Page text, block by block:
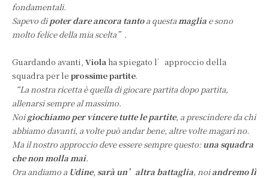
fondamentali.
Sapevo dipoter dare ancora tantoa questamaglia e sono
molto felice della mia scelta”.
Guardando avanti, Viola ha spiegato l’approccio della
squadra per le prossime partite.
“La nostra ricetta è quella di giocare partita dopo partita,
allenarsi sempre al massimo.
Noigiochiamo per vincere tutte le partite, a prescindere da chi
abbiamo davanti, a volte può andar bene, altre volte magari no.
Ma il nostro approccio deve essere sempre questo:una squadra
che non molla mai.
Ora andiamo a Udine, sarà un’altra battaglia, noiandremo lì